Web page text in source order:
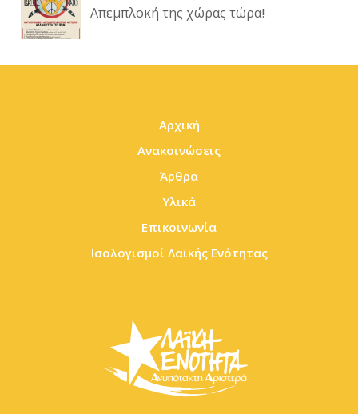
Απεμπλοκή της χώρας τώρα!
Αρχική
Ανακοινώσεις
Άρθρα
Υλικά
Επικοινωνία
Ισολογισμοί Λαϊκής Ενότητας